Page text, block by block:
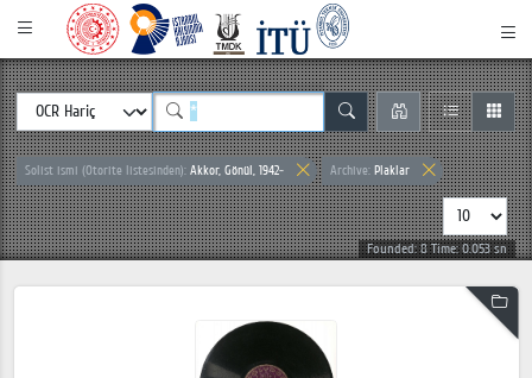
Solist ismi (Otorite listesinden): Akkor, Gönül, 1942- Archive: Plaklar
Founded: 8 Time: 0.053 sn